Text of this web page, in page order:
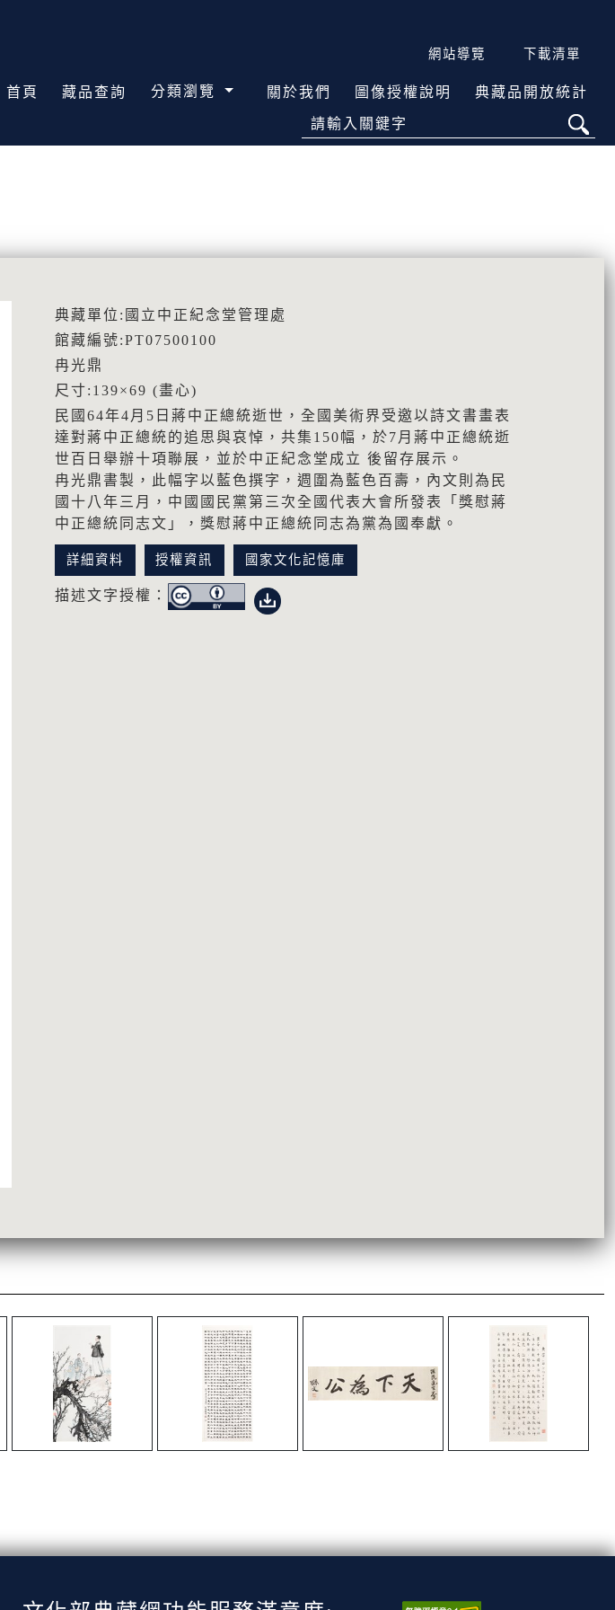
網站導覽 下載清單
首頁 藏品查詢 分類瀏覽 關於我們 圖像授權說明 典藏品開放統計
請輸入關鍵字
典藏單位:國立中正紀念堂管理處
館藏編號:PT07500100
冉光鼎
尺寸:139×69 (畫心)
民國64年4月5日蔣中正總統逝世，全國美術界受邀以詩文書畫表
達對蔣中正總統的追思與哀悼，共集150幅，於7月蔣中正總統逝
世百日舉辦十項聯展，並於中正紀念堂成立 後留存展示。
冉光鼎書製，此幅字以藍色撰字，週圍為藍色百壽，內文則為民
國十八年三月，中國國民黨第三次全國代表大會所發表「獎慰蔣
中正總統同志文」，獎慰蔣中正總統同志為黨為國奉獻。
詳細資料 授權資訊 國家文化記憶庫
描述文字授權：